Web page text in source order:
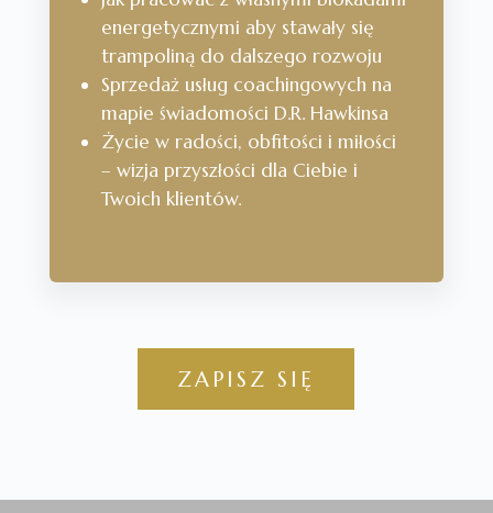
energetycznymi aby stawały się
trampoliną do dalszego rozwoju
Sprzedaż usług coachingowych na
mapie świadomości D.R. Hawkinsa
Życie w radości, obfitości i miłości
– wizja przyszłości dla Ciebie i
Twoich klientów.
ZAPISZ SIĘ